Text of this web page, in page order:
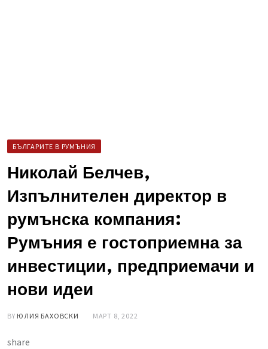
БЪЛГАРИТЕ В РУМЪНИЯ
Николай Белчев,
Изпълнителен директор в
румънска компания:
Румъния е гостоприемна за
инвестиции, предприемачи и
нови идеи
BY ЮЛИЯ БАХОВСКИ МАРТ 8, 2022
share